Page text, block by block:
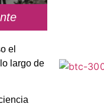
el
largo de